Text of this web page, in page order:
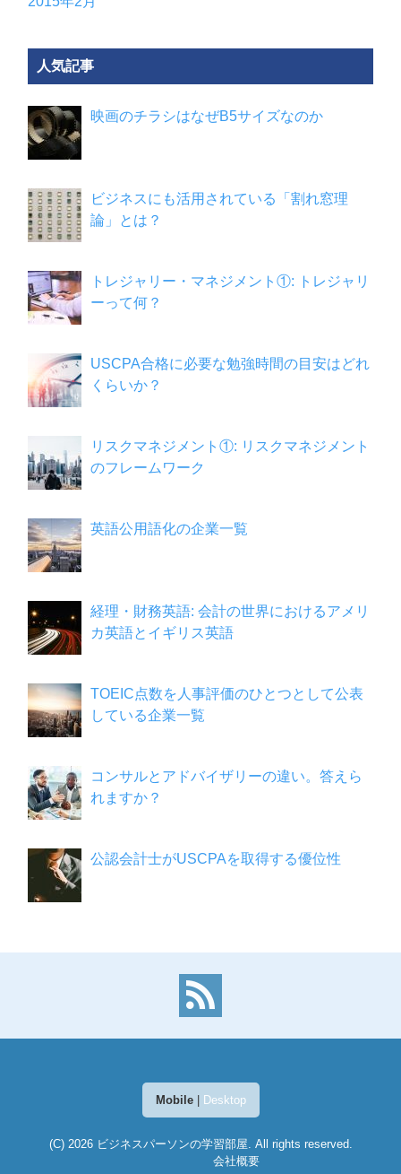
人気記事
映画のチラシはなぜB5サイズなのか
ビジネスにも活用されている「割れ窓理
論」とは？
トレジャリー・マネジメント①: トレジャリ
ーって何？
USCPA合格に必要な勉強時間の目安はどれ
くらいか？
リスクマネジメント①: リスクマネジメント
のフレームワーク
英語公用語化の企業一覧
経理・財務英語: 会計の世界におけるアメリ
カ英語とイギリス英語
TOEIC点数を人事評価のひとつとして公表
している企業一覧
コンサルとアドバイザリーの違い。答えら
れますか？
公認会計士がUSCPAを取得する優位性
Mobile| Desktop
(C) 2026 ビジネスパーソンの学習部屋. All rights reserved.
会社概要